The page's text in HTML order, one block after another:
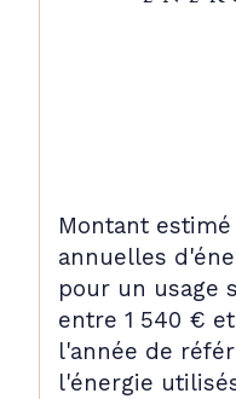
Montant
annuelles
pour un usage
entre 1 540 €
l'année de
l'énergie